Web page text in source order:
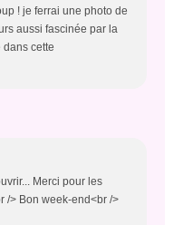
! je ferrai une photo de
aussi fascinée par la
dans cette
Merci pour les
/> Bon week-end<br />